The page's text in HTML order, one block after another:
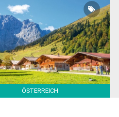
ÖSTERREICH